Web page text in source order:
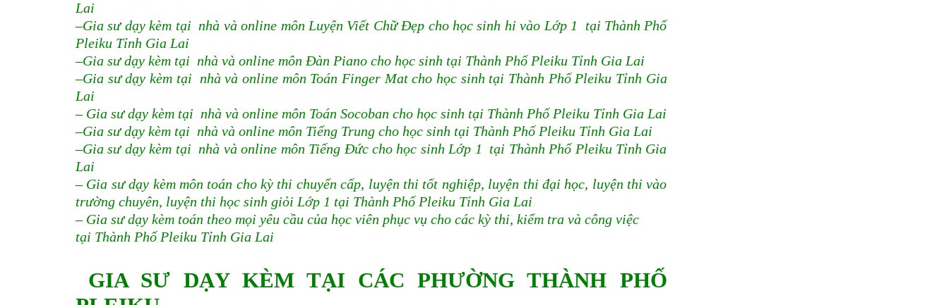
Lai
–Gia sư dạy kèm tại nhà và online môn Luyện Viết Chữ Đẹp cho học sinh hi vào Lớp 1 tại Thành Phố
Pleiku Tỉnh Gia Lai
–Gia sư dạy kèm tại nhà và online môn Đàn Piano cho học sinh tại Thành Phố Pleiku Tỉnh Gia Lai
–Gia sư dạy kèm tại nhà và online môn Toán Finger Mat cho học sinh tại Thành Phố Pleiku Tỉnh Gia
Lai
– Gia sư dạy kèm tại nhà và online môn Toán Socoban cho học sinh tại Thành Phố Pleiku Tỉnh Gia Lai
–Gia sư dạy kèm tại nhà và online môn Tiếng Trung cho học sinh tại Thành Phố Pleiku Tỉnh Gia Lai
–Gia sư dạy kèm tại nhà và online môn Tiếng Đức cho học sinh Lớp 1 tại Thành Phố Pleiku Tỉnh Gia
Lai
– Gia sư dạy kèm môn toán cho kỳ thi chuyển cấp, luyện thi tốt nghiệp, luyện thi đại học, luyện thi vào
trường chuyên, luyện thi học sinh giỏi Lớp 1 tại Thành Phố Pleiku Tỉnh Gia Lai
– Gia sư dạy kèm toán theo mọi yêu cầu của học viên phục vụ cho các kỳ thi, kiểm tra và công việc
tại Thành Phố Pleiku Tỉnh Gia Lai
GIA SƯ DẠY KÈM TẠI CÁC PHƯỜNG THÀNH PHỐ